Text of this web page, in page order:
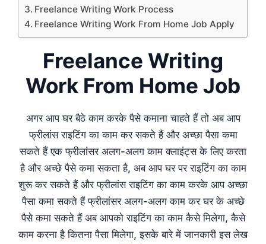
Freelance Writing Work Process
Freelance Writing Work From Home Job Apply
Freelance Writing
Work From Home Job
अगर आप घर बैठे काम करके पैसे कमाना चाहते हैं तो अब आप
फ्रीलांस राइटिंग का काम कर सकते हैं और अच्छा पैसा कमा
सकते हैं एक फ्रीलांसर अलग-अलग काम क्लाइंट्स के लिए करता
है और अच्छे पैसे कमा सकता है, अब आप घर पर राइटिंग का काम
शुरू कर सकते हैं और फ्रीलांस राइटिंग का काम करके आप अच्छा
पैसा कमा सकते हैं फ्रीलांसर अलग-अलग काम कर घर के अच्छे
पैसे कमा सकते हैं अब आपको राइटिंग का काम कैसे मिलेगा, कैसे
काम करना है कितना पैसा मिलेगा, इसके बारे में जानकारी इस लेख